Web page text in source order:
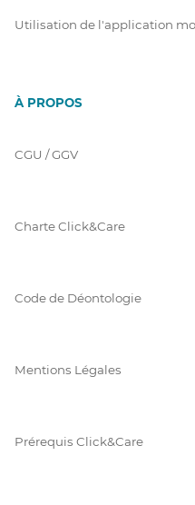
Utilisation de l'application
À PROPOS
CGU / GGV
Charte Click&Care
Code de Déontologie
Mentions Légales
Prérequis Click&Care